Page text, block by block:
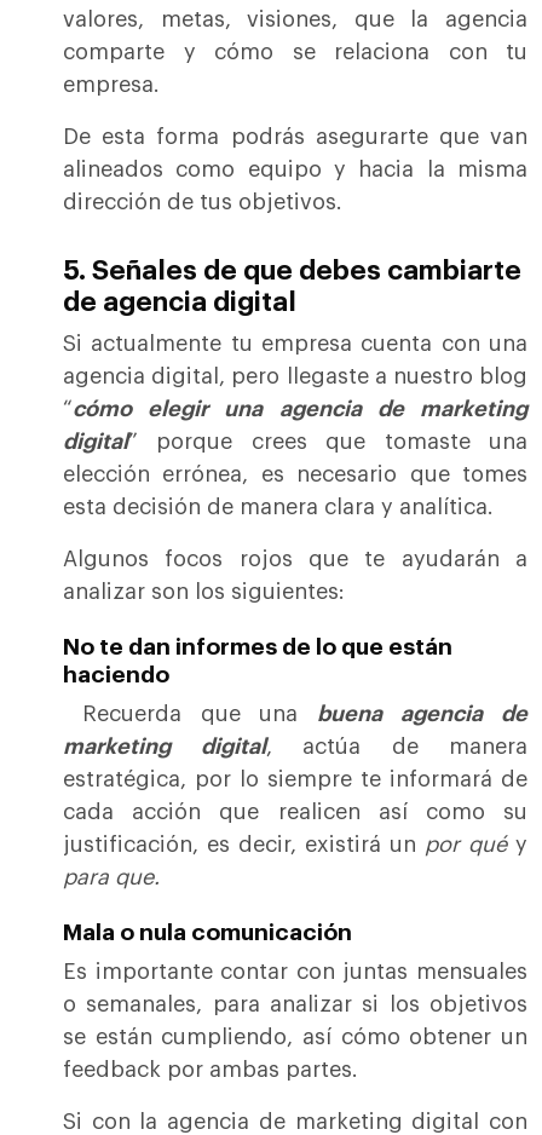
valores, metas, visiones, que la agencia
comparte y cómo se relaciona con tu
empresa.
De esta forma podrás asegurarte que van
alineados como equipo y hacia la misma
dirección de tus objetivos.
5. Señales de que debes cambiarte
de agencia digital
Si actualmente tu empresa cuenta con una
agencia digital, pero llegaste a nuestro blog
“cómo elegir una agencia de marketing
digital” porque crees que tomaste una
elección errónea, es necesario que tomes
esta decisión de manera clara y analítica.
Algunos focos rojos que te ayudarán a
analizar son los siguientes:
No te dan informes de lo que están
haciendo
Recuerda que una buena agencia de
marketing digital, actúa de manera
estratégica, por lo siempre te informará de
cada acción que realicen así como su
justificación, es decir, existirá un por quéy
para que.
Mala o nula comunicación
Es importante contar con juntas mensuales
o semanales, para analizar si los objetivos
se están cumpliendo, así cómo obtener un
feedback por ambas partes.
Si con la agencia de marketing digital con